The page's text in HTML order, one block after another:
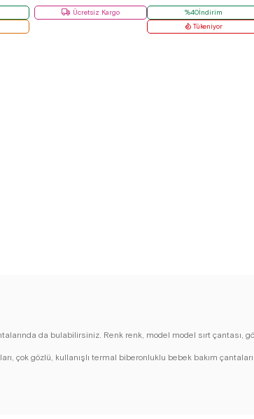
Ücretsiz Kargo
%40İndirim
Tükeniyor
da bulabilirsiniz. Renk renk, model model sırt
çok gözlü, kullanışlı termal biberonluklu bebek bakım